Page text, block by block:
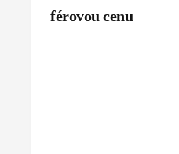
férovou cenu